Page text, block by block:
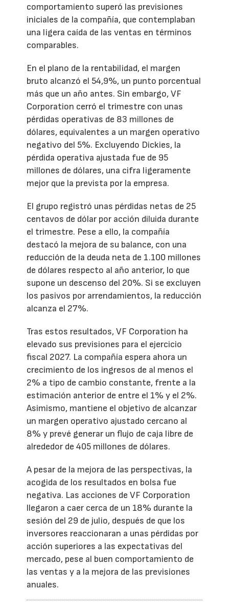
comportamiento superó las previsiones
iniciales de la compañía, que contemplaban
una ligera caída de las ventas en términos
comparables.
En el plano de la rentabilidad, el margen
bruto alcanzó el 54,9%, un punto porcentual
más que un año antes. Sin embargo, VF
Corporation cerró el trimestre con unas
pérdidas operativas de 83 millones de
dólares, equivalentes a un margen operativo
negativo del 5%. Excluyendo Dickies, la
pérdida operativa ajustada fue de 95
millones de dólares, una cifra ligeramente
mejor que la prevista por la empresa.
El grupo registró unas pérdidas netas de 25
centavos de dólar por acción diluida durante
el trimestre. Pese a ello, la compañía
destacó la mejora de su balance, con una
reducción de la deuda neta de 1.100 millones
de dólares respecto al año anterior, lo que
supone un descenso del 20%. Si se excluyen
los pasivos por arrendamientos, la reducción
alcanza el 27%.
Tras estos resultados, VF Corporation ha
elevado sus previsiones para el ejercicio
fiscal 2027. La compañía espera ahora un
crecimiento de los ingresos de al menos el
2% a tipo de cambio constante, frente a la
estimación anterior de entre el 1% y el 2%.
Asimismo, mantiene el objetivo de alcanzar
un margen operativo ajustado cercano al
8% y prevé generar un flujo de caja libre de
alrededor de 405 millones de dólares.
A pesar de la mejora de las perspectivas, la
acogida de los resultados en bolsa fue
negativa. Las acciones de VF Corporation
llegaron a caer cerca de un 18% durante la
sesión del 29 de julio, después de que los
inversores reaccionaran a unas pérdidas por
acción superiores a las expectativas del
mercado, pese al buen comportamiento de
las ventas y a la mejora de las previsiones
anuales.